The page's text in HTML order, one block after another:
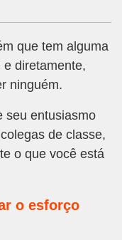
que tem alguma
e diretamente,
ninguém.
seu entusiasmo
de classe,
o que você está
o esforço